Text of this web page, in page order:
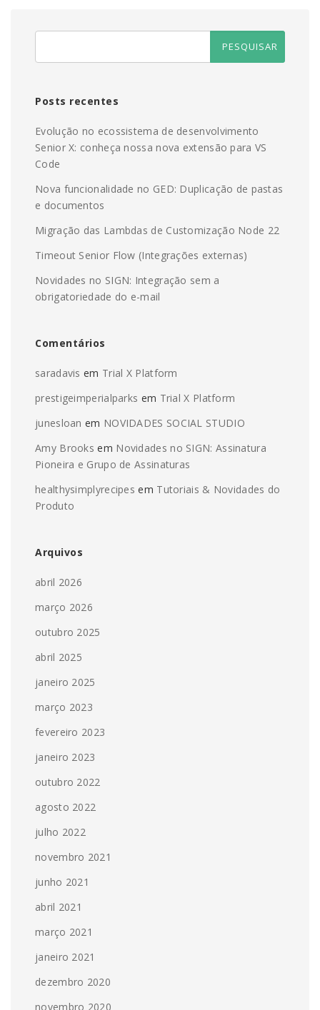
Posts recentes
Evolução no ecossistema de desenvolvimento
Senior X: conheça nossa nova extensão para VS
Code
Nova funcionalidade no GED: Duplicação de pastas
e documentos
Migração das Lambdas de Customização Node 22
Timeout Senior Flow (Integrações externas)
Novidades no SIGN: Integração sem a
obrigatoriedade do e-mail
Comentários
saradavis em Trial X Platform
prestigeimperialparks em Trial X Platform
junesloan em NOVIDADES SOCIAL STUDIO
Amy Brooks em Novidades no SIGN: Assinatura
Pioneira e Grupo de Assinaturas
healthysimplyrecipes em Tutoriais & Novidades do
Produto
Arquivos
abril 2026
março 2026
outubro 2025
abril 2025
janeiro 2025
março 2023
fevereiro 2023
janeiro 2023
outubro 2022
agosto 2022
julho 2022
novembro 2021
junho 2021
abril 2021
março 2021
janeiro 2021
dezembro 2020
novembro 2020